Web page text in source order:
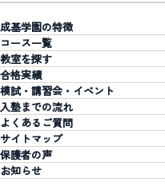
成基学園の特徴
コース一覧
教室を探す
合格実績
模試・講習会・イベント
入塾までの流れ
よくあるご質問
サイトマップ
保護者の声
お知らせ